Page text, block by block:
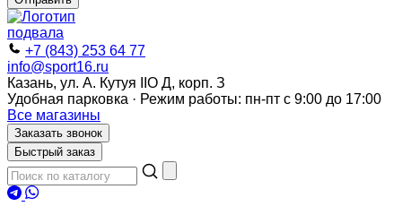
+7 (843) 253 64 77
info@sport16.ru
Казань, ул. А. Кутуя IIO Д, корп. З
Удобная парковка · Режим работы: пн-пт с 9:00 до 17:00
Все магазины
Заказать звонок
Быстрый заказ